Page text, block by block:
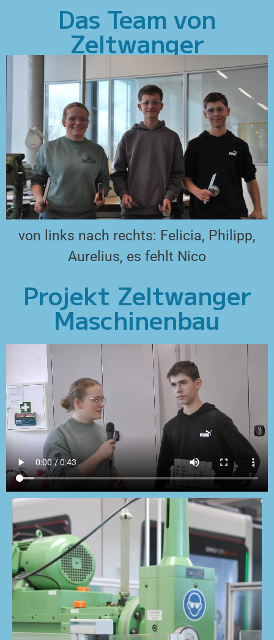
Das Team von
Zeltwanger
von links nach rechts: Felicia, Philipp,
Aurelius, es fehlt Nico
Projekt Zeltwanger
Maschinenbau